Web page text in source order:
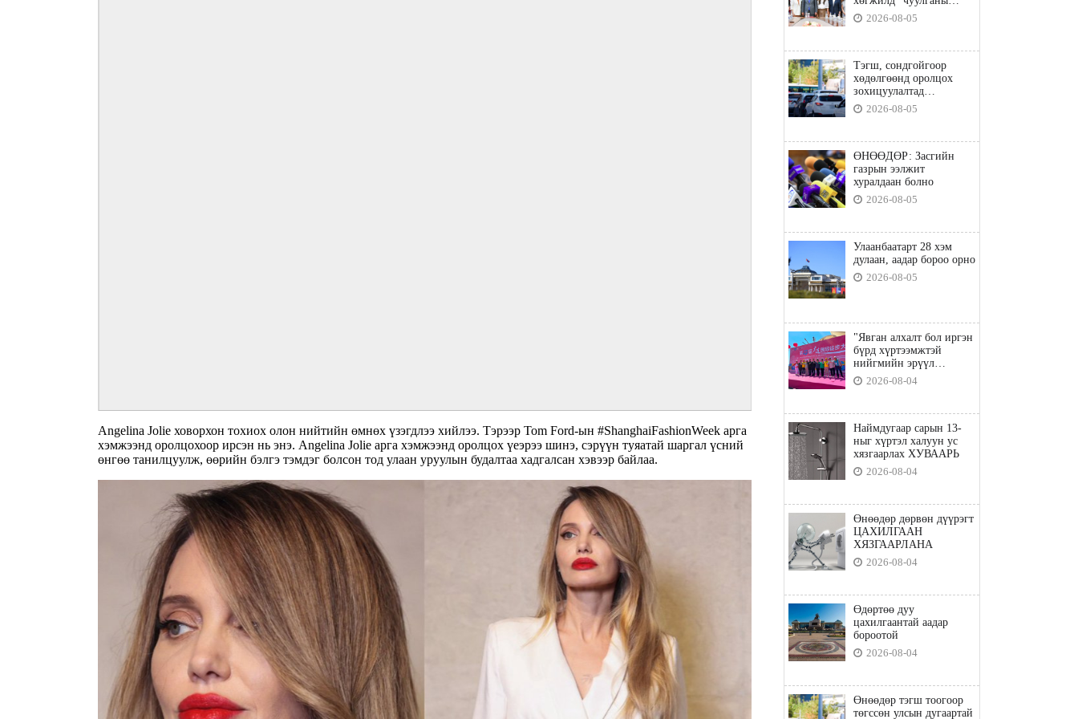
Angelina Jolie ховорхон тохиох олон нийтийн өмнөх үзэгдлээ хийлээ. Тэрээр Tom Ford-ын #ShanghaiFashionWeek арга
хэмжээнд оролцохоор ирсэн нь энэ. Angelina Jolie арга хэмжээнд оролцох үеэрээ шинэ, сэрүүн туяатай шаргал үсний
өнгөө танилцуулж, өөрийн бэлгэ тэмдэг болсон тод улаан уруулын будалтаа хадгалсан хэвээр байлаа.
бэлтгэл ажил, зорилго,
хүрэх үр дүнгийн талаар
2026-08-05
Тэгш, сондгойгоор
хөдөлгөөнд оролцох
зохицуулалтад
хамаарахгүй тээврийн
хэрэгслүүд
2026-08-05
ӨНӨӨДӨР: Засгийн
газрын ээлжит
хуралдаан болно
2026-08-05
Улаанбаатарт 28 хэм
дулаан, аадар бороо орно
2026-08-05
"Явган алхалт бол иргэн
бүрд хүртээмжтэй
нийгмийн эрүүл
мэндийн бодлого"
2026-08-04
Наймдугаар сарын 13-
ныг хүртэл халуун ус
хязгаарлах ХУВААРЬ
2026-08-04
Өнөөдөр дөрвөн дүүрэгт
ЦАХИЛГААН
ХЯЗГААРЛАНА
2026-08-04
Өдөртөө дуу
цахилгаантай аадар
бороотой
2026-08-04
Өнөөдөр тэгш тоогоор
төгссөн улсын дугаартай